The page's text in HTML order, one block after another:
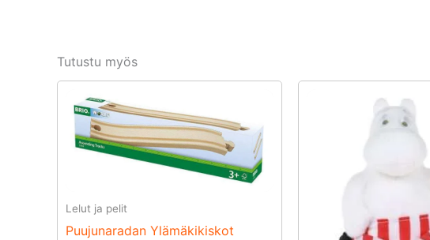
Tutustu myös
Lelut ja pelit
Puujunaradan Ylämäkikiskot